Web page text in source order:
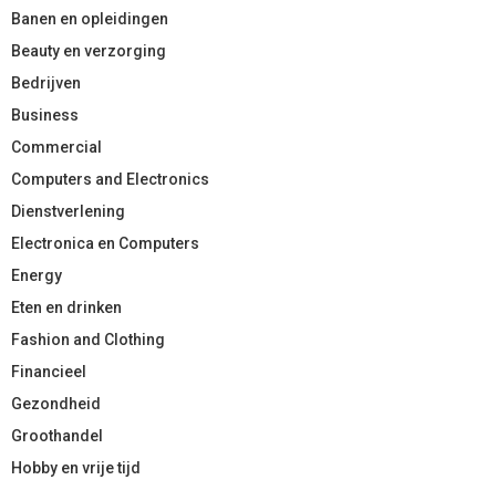
Banen en opleidingen
Beauty en verzorging
Bedrijven
Business
Commercial
Computers and Electronics
Dienstverlening
Electronica en Computers
Energy
Eten en drinken
Fashion and Clothing
Financieel
Gezondheid
Groothandel
Hobby en vrije tijd